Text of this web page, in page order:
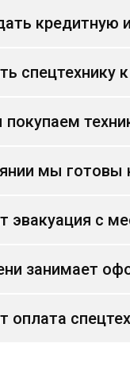
кредитную
спецтехнику
мы готовы
эвакуация с
занимает
оплата